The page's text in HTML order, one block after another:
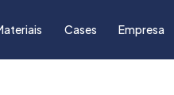
Cases Empresa